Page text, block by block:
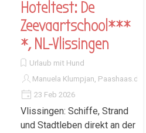
Hoteltest: De
Zeevaartschool***
*, NL-Vlissingen
Urlaub mit Hund
Manuela Klumpjan, Paashaas.de
23 Feb 2026
Vlissingen: Schiffe, Strand
und Stadtleben direkt an der